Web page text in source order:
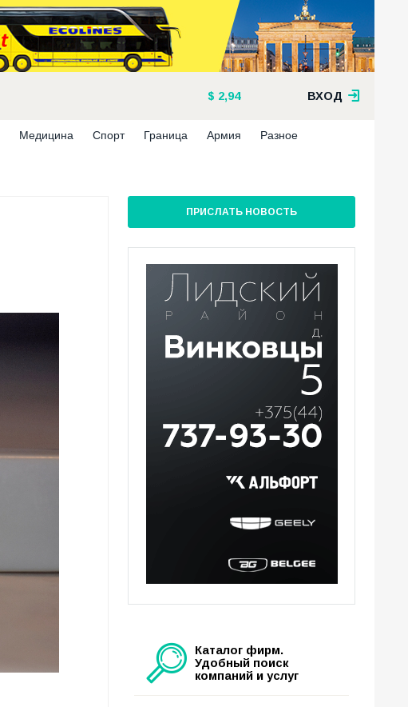
2,94 ВХОД
Медицина Спорт Граница Армия Разное
ПРИСЛАТЬ НОВОСТЬ
Каталог фирм.
Удобный поиск
компаний и услуг